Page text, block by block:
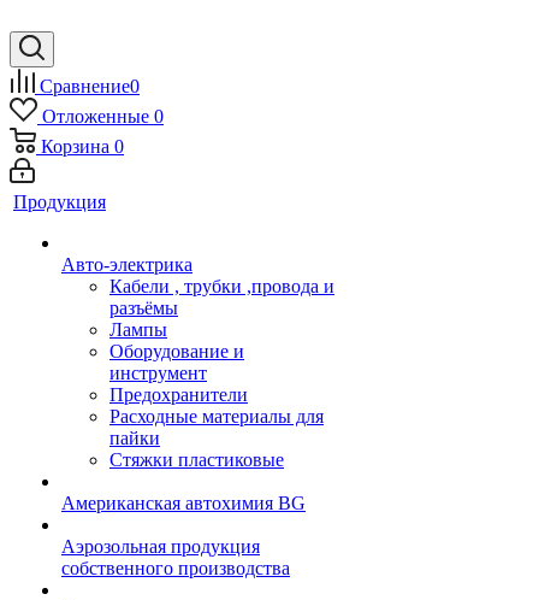
Сравнение0
Отложенные 0
Корзина 0
Продукция
Авто-электрика
Кабели , трубки ,провода и
разъёмы
Лампы
Оборудование и
инструмент
Предохранители
Расходные материалы для
пайки
Стяжки пластиковые
Американская автохимия BG
Аэрозольная продукция
собственного производства